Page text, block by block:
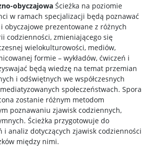
obyczajowa Ścieżka na poziomie
w ramach specjalizacji będą poznawać
obyczajowe prezentowane z różnych
codzienności, zmieniającego się
wielokulturowości, mediów,
formie – wykładów, ćwiczeń i
będą wiedzę na temat przemian
i odświętnych we współczesnych
społeczeństwach. Spora
zostanie różnym metodom
poznawaniu zjawisk codziennych,
Ścieżka przygotowuje do
i analiz dotyczących zjawisk codzienności
między nimi.